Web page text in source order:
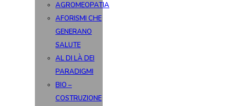
AGROMEOPATIA
AFORISMI CHE
GENERANO
SALUTE
AL DI LÀ DEI
PARADIGMI
BIO –
COSTRUZIONE